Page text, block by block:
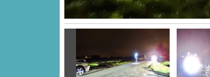
Vorige